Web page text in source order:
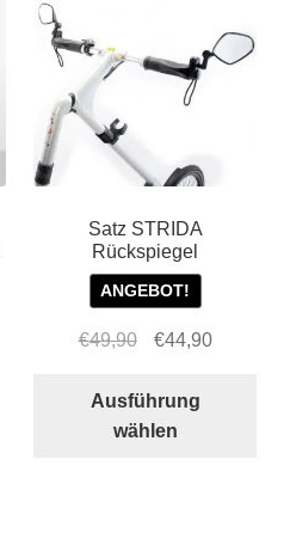
Satz STRIDA
Rückspiegel
ANGEBOT!
€49,90
Ursprünglicher
war:
€49,90
€44,90Aktueller
Ausführung
wählen